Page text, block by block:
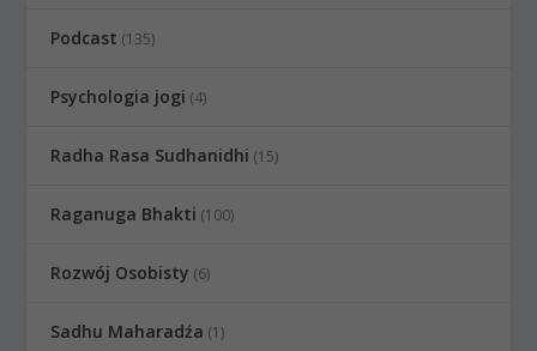
Podcast (135)
Psychologia jogi (4)
Radha Rasa Sudhanidhi (15)
Raganuga Bhakti (100)
Rozwój Osobisty (6)
Sadhu Maharadźa (1)